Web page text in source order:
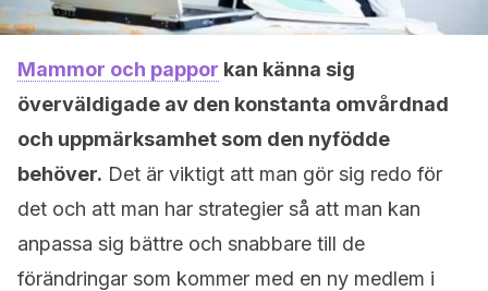
Mammor och pappor kan känna sig
överväldigade av den konstanta omvårdnad
och uppmärksamhet som den nyfödde
behöver. Det är viktigt att man gör sig redo för
det och att man har strategier så att man kan
anpassa sig bättre och snabbare till de
förändringar som kommer med en ny medlem i